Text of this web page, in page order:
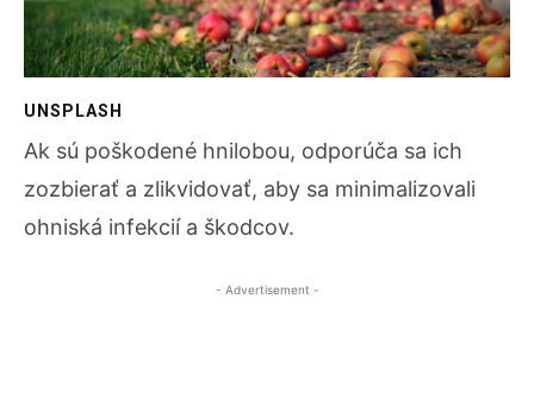
UNSPLASH
Ak sú poškodené hnilobou, odporúča sa ich
zozbierať a zlikvidovať, aby sa minimalizovali
ohniská infekcií a škodcov.
- Advertisement -